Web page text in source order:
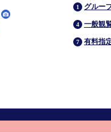
グルー
一般観
有料指